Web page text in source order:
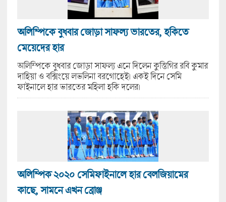
অলিম্পিকে বুধবার জোড়া সাফল্য ভারতের, হকিতে
মেয়েদের হার
অলিম্পিকে বুধবার জোড়া সাফল্য এনে দিলেন কুস্তিগির রবি কুমার
দাহিয়া ও বক্সিংয়ে লভলিনা বরগোহেই। একই দিনে সেমি
ফাইনালে হার ভারতের মহিলা হকি দলের।
অলিম্পিক ২০২০ সেমিফাইনালে হার বেলজিয়ামের
কাছে, সামনে এখন ব্রোঞ্জ